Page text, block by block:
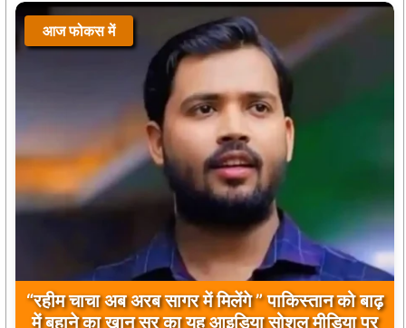
आज फोकस में
“रहीम चाचा अब अरब सागर में मिलेंगे ” पाकिस्तान को बाढ़
में बहाने का खान सर का यह आइडिया सोशल मीडिया पर